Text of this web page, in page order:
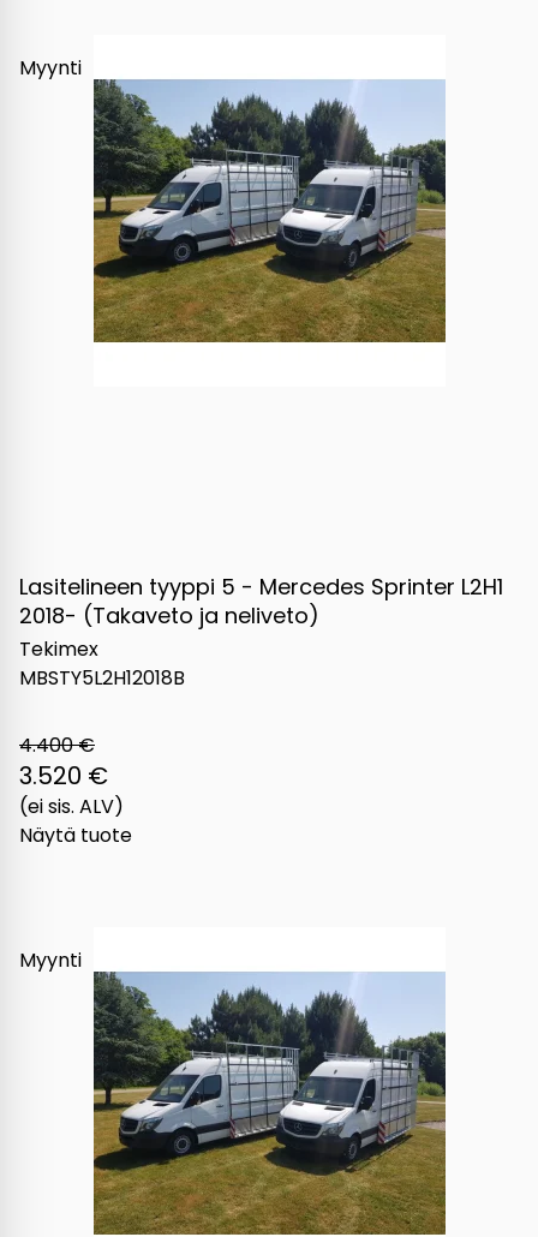
Myynti
Lasitelineen tyyppi 5 - Mercedes Sprinter L2H1
2018- (Takaveto ja neliveto)
Tekimex
MBSTY5L2H12018B
4.400 €
3.520 €
(ei sis. ALV)
Näytä tuote
Myynti